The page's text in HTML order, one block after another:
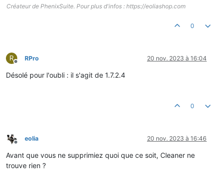
Créateur de PhenixSuite. Pour plus d'infos : https://eoliashop.com
0
R
Hors-ligne
RPro 20 nov. 2023 à 16:04
Désolé pour l'oubli : il s'agit de 1.7.2.4
0
Hors-ligne
eolia 20 nov. 2023 à 16:46
Avant que vous ne supprimiez quoi que ce soit, Cleaner ne
trouve rien ?